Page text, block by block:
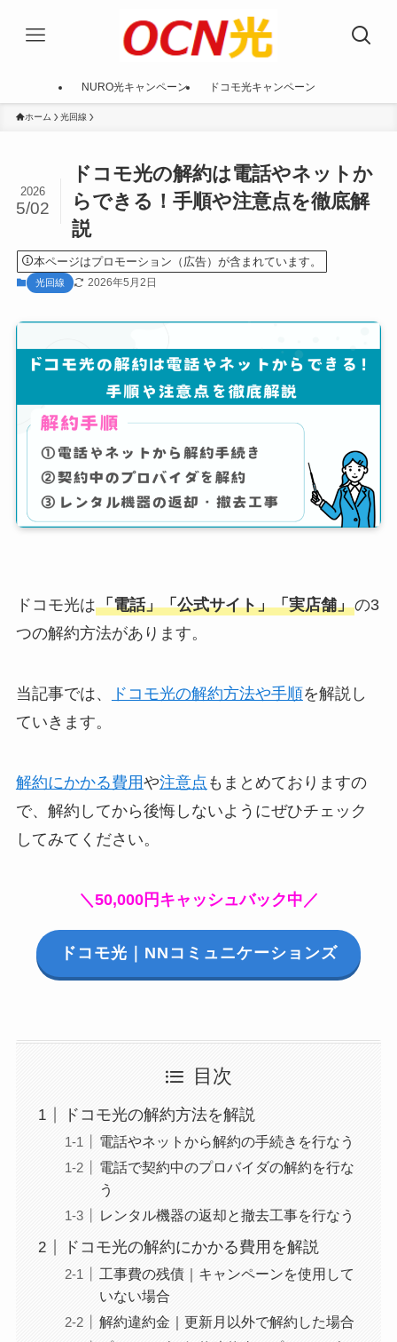
NURO光キャンペーン ドコモ光キャンペーン
ホーム 光回線
ドコモ光の解約は電話やネットか
らできる！手順や注意点を徹底解
説
2026
5/02
本ページはプロモーション（広告）が含まれています。
光回線 2026年5月2日
ドコモ光は「電話」「公式サイト」「実店舗」の3
つの解約方法があります。
当記事では、 ドコモ光の解約方法や手順を解説し
ていきます。
解約にかかる費用や注意点 もまとめておりますの
で、解約してから後悔しないようにぜひチェック
してみてください。
＼50,000円キャッシュバック中／
ドコモ光｜NNコミュニケーションズ
目次
ドコモ光の解約方法を解説
電話やネットから解約の手続きを行なう
電話で契約中のプロバイダの解約を行な
う
レンタル機器の返却と撤去工事を行なう
ドコモ光の解約にかかる費用を解説
工事費の残債｜キャンペーンを使用して
いない場合
解約違約金｜更新月以外で解約した場合